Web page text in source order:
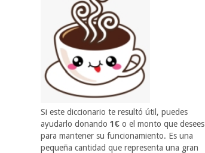
Si este diccionario te resultó útil, puedes
ayudarlo donando1€ o el monto que desees
para mantener su funcionamiento. Es una
pequeña cantidad que representa una gran